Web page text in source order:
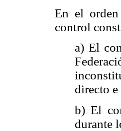
En el
control
a) El
directo
b) El
durante